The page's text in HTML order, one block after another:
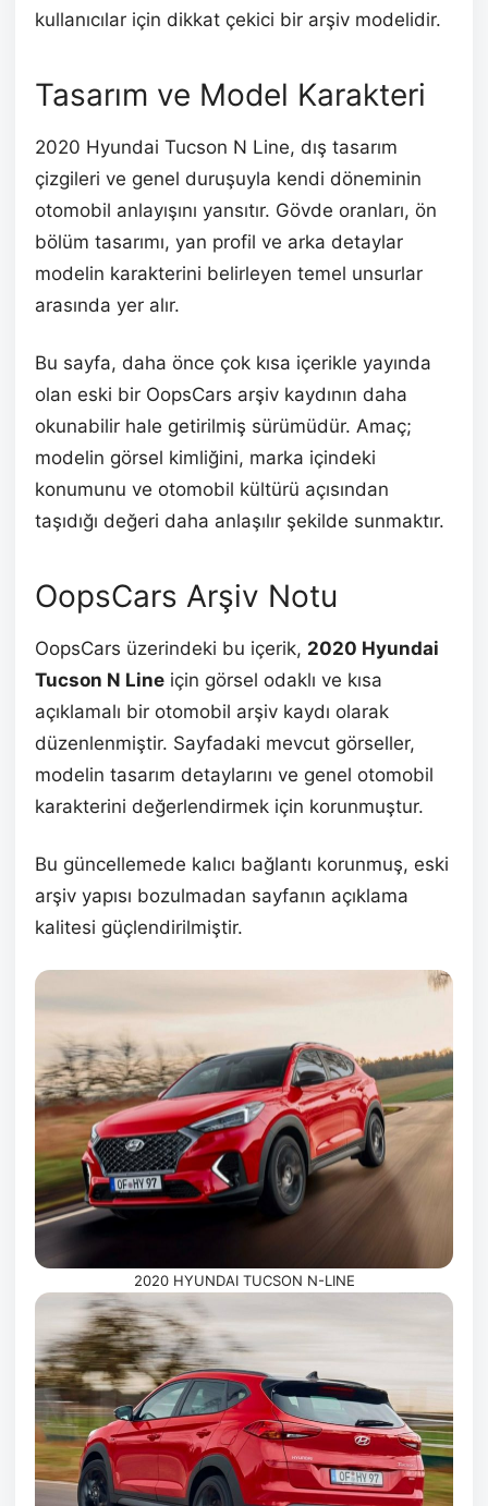
kullanıcılar için dikkat çekici bir arşiv modelidir.
Tasarım ve Model Karakteri
2020 Hyundai Tucson N Line, dış tasarım
çizgileri ve genel duruşuyla kendi döneminin
otomobil anlayışını yansıtır. Gövde oranları, ön
bölüm tasarımı, yan profil ve arka detaylar
modelin karakterini belirleyen temel unsurlar
arasında yer alır.
Bu sayfa, daha önce çok kısa içerikle yayında
olan eski bir OopsCars arşiv kaydının daha
okunabilir hale getirilmiş sürümüdür. Amaç;
modelin görsel kimliğini, marka içindeki
konumunu ve otomobil kültürü açısından
taşıdığı değeri daha anlaşılır şekilde sunmaktır.
OopsCars Arşiv Notu
OopsCars üzerindeki bu içerik, 2020 Hyundai
Tucson N Line için görsel odaklı ve kısa
açıklamalı bir otomobil arşiv kaydı olarak
düzenlenmiştir. Sayfadaki mevcut görseller,
modelin tasarım detaylarını ve genel otomobil
karakterini değerlendirmek için korunmuştur.
Bu güncellemede kalıcı bağlantı korunmuş, eski
arşiv yapısı bozulmadan sayfanın açıklama
kalitesi güçlendirilmiştir.
2020 HYUNDAI TUCSON N-LINE